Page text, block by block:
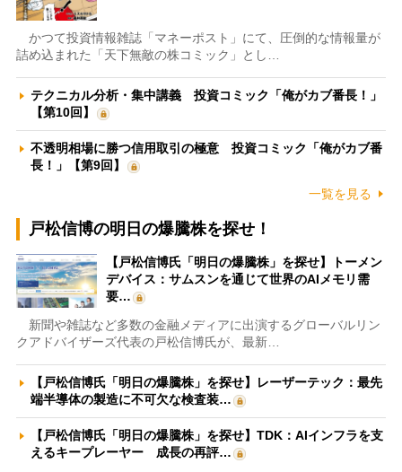
かつて投資情報雑誌「マネーポスト」にて、圧倒的な情報量が
詰め込まれた「天下無敵の株コミック」とし…
テクニカル分析・集中講義 投資コミック「俺がカブ番長！」
【第10回】
不透明相場に勝つ信用取引の極意 投資コミック「俺がカブ番
長！」【第9回】
一覧を見る
戸松信博の明日の爆騰株を探せ！
【戸松信博氏「明日の爆騰株」を探せ】トーメン
デバイス：サムスンを通じて世界のAIメモリ需
要…
新聞や雑誌など多数の金融メディアに出演するグローバルリン
クアドバイザーズ代表の戸松信博氏が、最新…
【戸松信博氏「明日の爆騰株」を探せ】レーザーテック：最先
端半導体の製造に不可欠な検査装…
【戸松信博氏「明日の爆騰株」を探せ】TDK：AIインフラを支
えるキープレーヤー 成長の再評…